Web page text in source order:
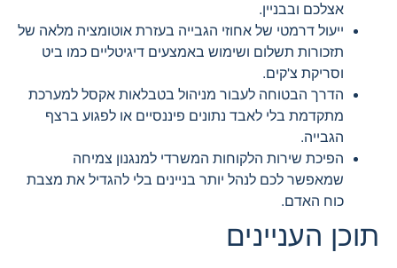
אצלכם ובבניין.
ייעול דרמטי של אחוזי הגבייה בעזרת אוטומציה מלאה של
תזכורות תשלום ושימוש באמצעים דיגיטליים כמו ביט
וסריקת צ'קים.
הדרך הבטוחה לעבור מניהול בטבלאות אקסל למערכת
מתקדמת בלי לאבד נתונים פיננסיים או לפגוע ברצף
הגבייה.
הפיכת שירות הלקוחות המשרדי למנגנון צמיחה
שמאפשר לכם לנהל יותר בניינים בלי להגדיל את מצבת
כוח האדם.
תוכן העניינים